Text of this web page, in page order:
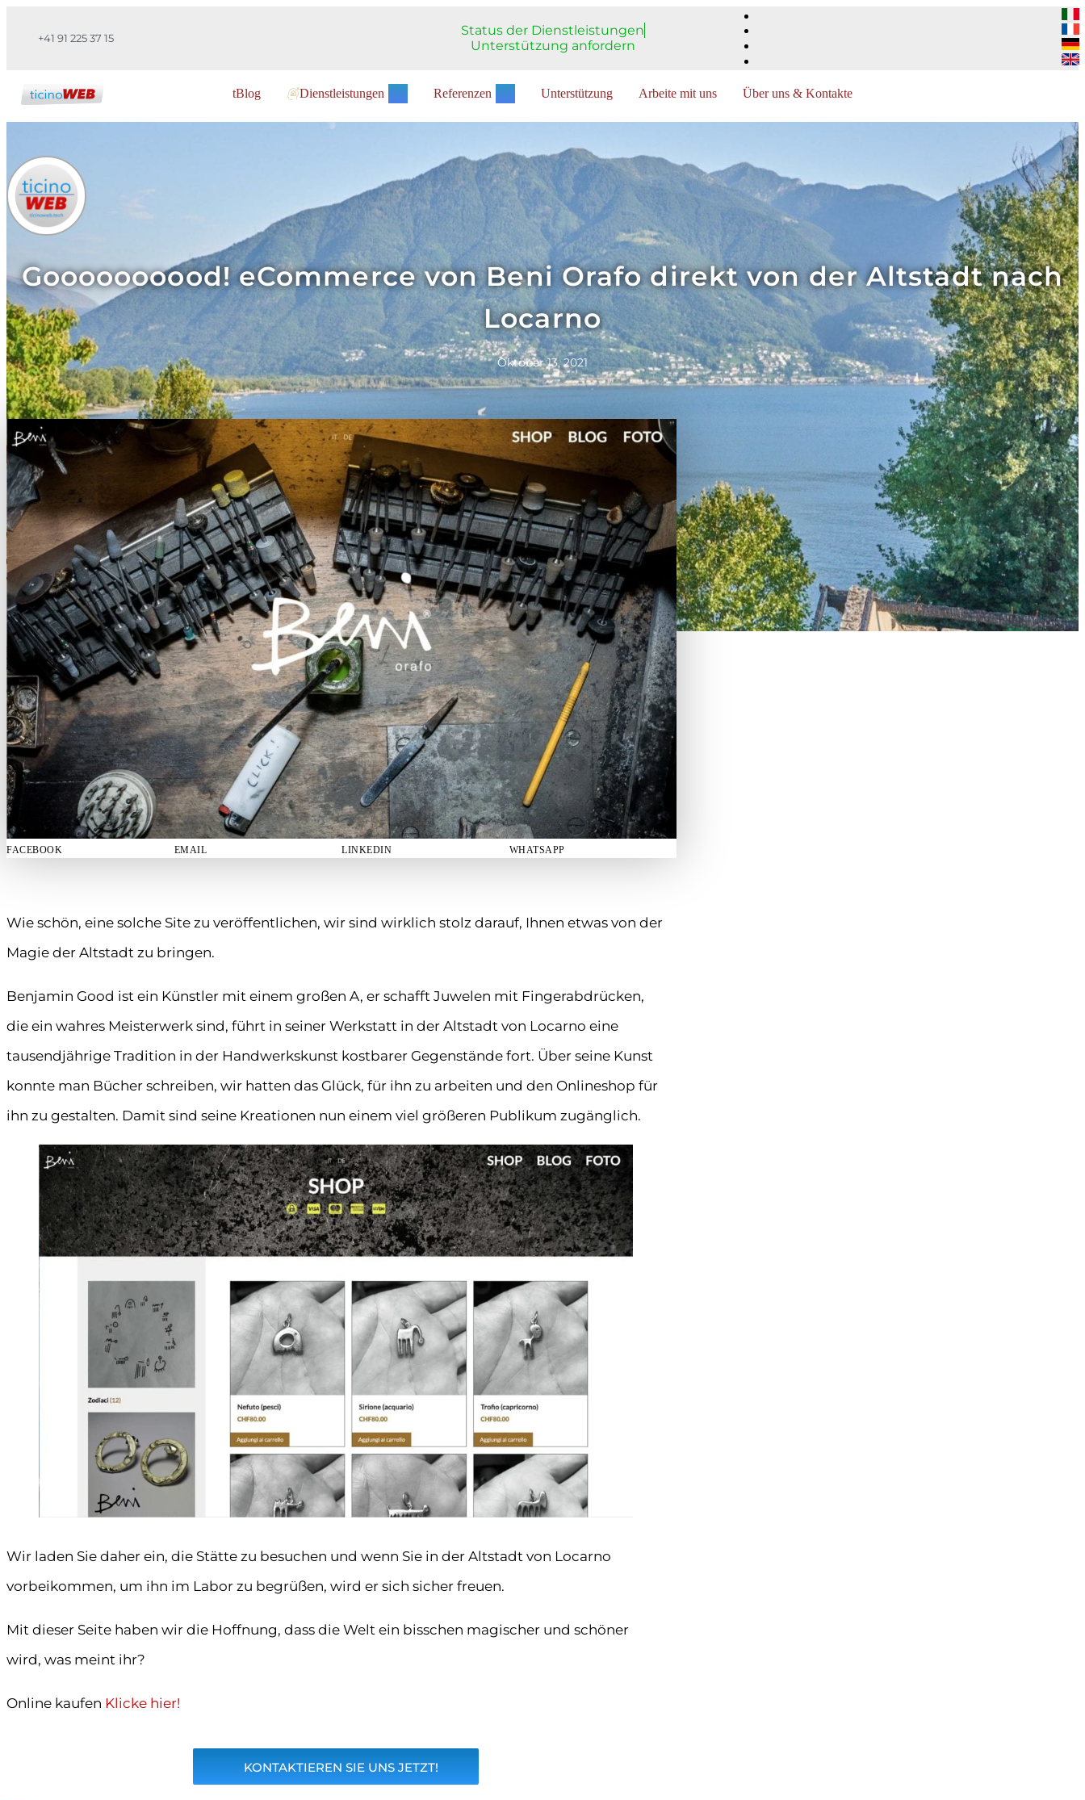
+41 91 225 37 15
Status der Dienstleistungen
Unterstützung anfordern
tBlog Dienstleistungen Referenzen Unterstützung Arbeite mit uns Über uns & Kontakte
Goooooooood! eCommerce von Beni Orafo direkt von der Altstadt nach
Locarno
Oktober 13, 2021
FACEBOOK EMAIL LINKEDIN WHATSAPP
Wie schön, eine solche Site zu veröffentlichen, wir sind wirklich stolz darauf, Ihnen etwas von der
Magie der Altstadt zu bringen.
Benjamin Good ist ein Künstler mit einem großen A, er schafft Juwelen mit Fingerabdrücken,
die ein wahres Meisterwerk sind, führt in seiner Werkstatt in der Altstadt von Locarno eine
tausendjährige Tradition in der Handwerkskunst kostbarer Gegenstände fort. Über seine Kunst
konnte man Bücher schreiben, wir hatten das Glück, für ihn zu arbeiten und den Onlineshop für
ihn zu gestalten. Damit sind seine Kreationen nun einem viel größeren Publikum zugänglich.
Wir laden Sie daher ein, die Stätte zu besuchen und wenn Sie in der Altstadt von Locarno
vorbeikommen, um ihn im Labor zu begrüßen, wird er sich sicher freuen.
Mit dieser Seite haben wir die Hoffnung, dass die Welt ein bisschen magischer und schöner
wird, was meint ihr?
Online kaufen Klicke hier!
KONTAKTIEREN SIE UNS JETZT!